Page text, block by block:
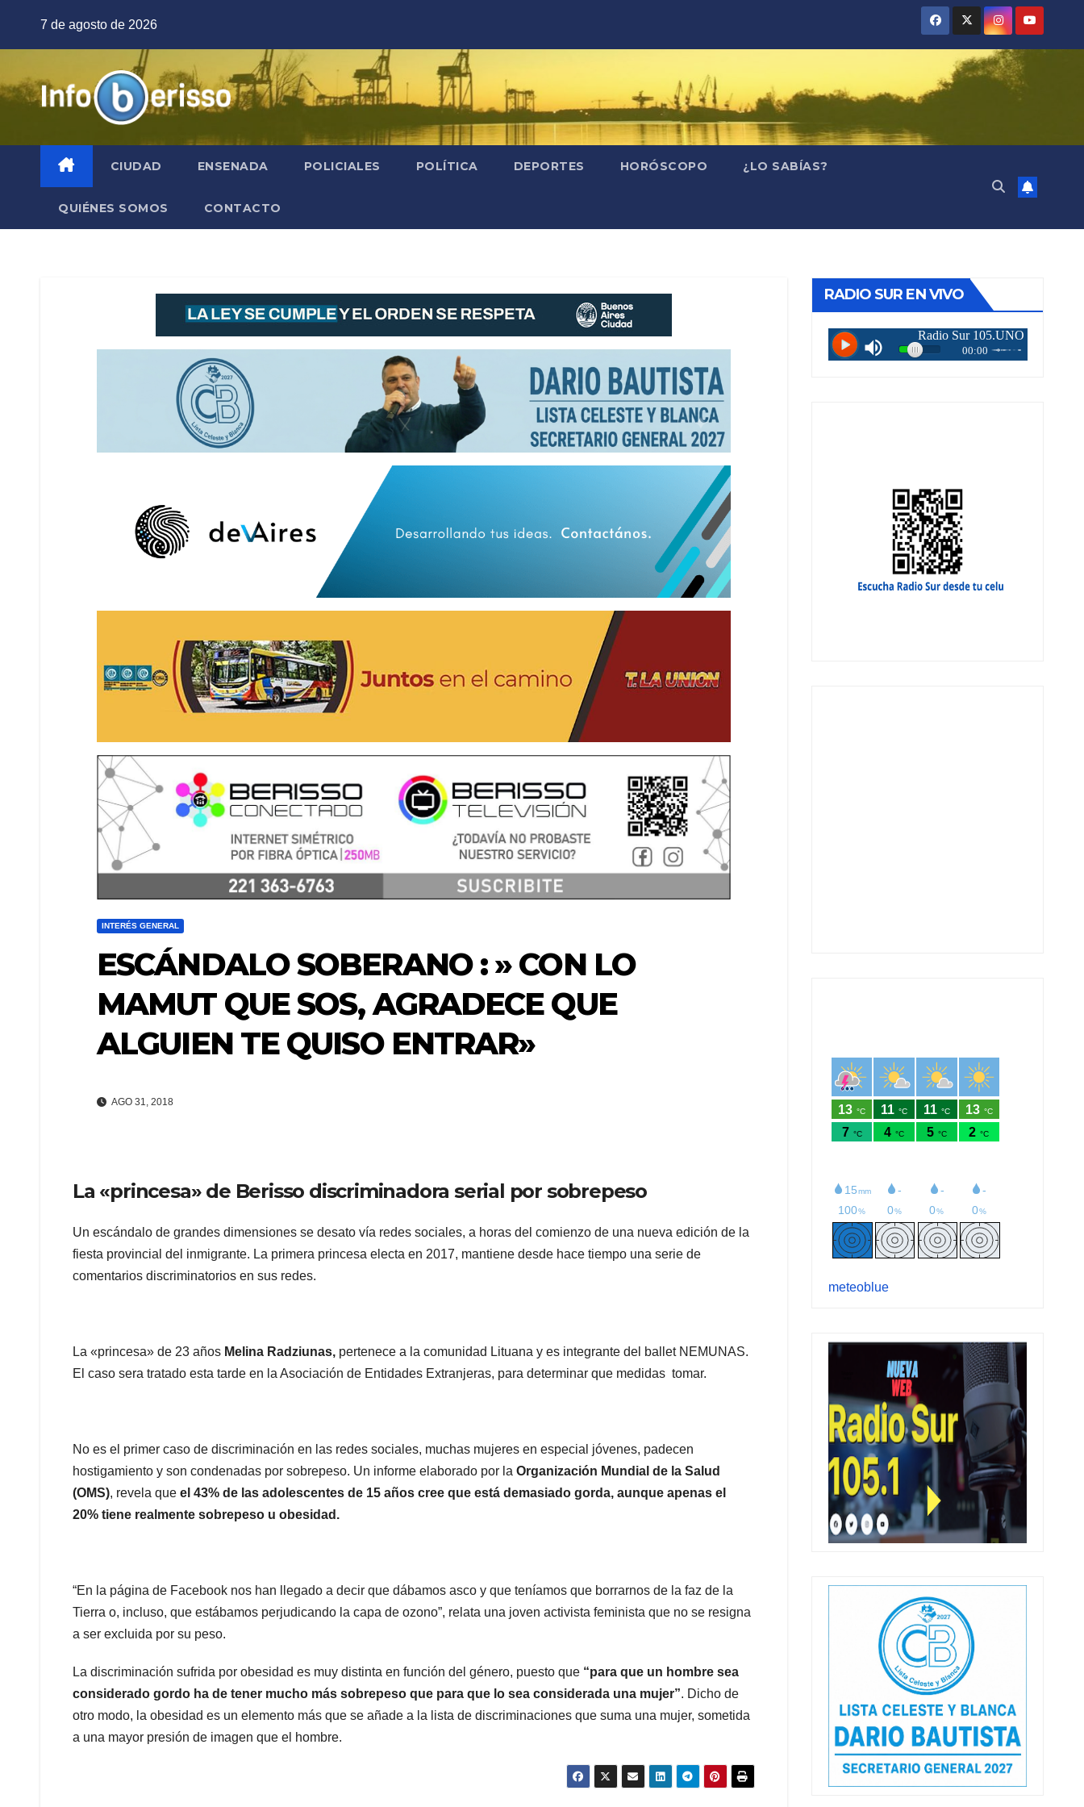
7 de agosto de 2026
CIUDAD ENSENADA POLICIALES POLÍTICA DEPORTES HORÓSCOPO ¿LO SABÍAS?
QUIÉNES SOMOS CONTACTO
INTERÉS GENERAL
ESCÁNDALO SOBERANO : » CON LO
MAMUT QUE SOS, AGRADECE QUE
ALGUIEN TE QUISO ENTRAR»
AGO 31, 2018
La «princesa» de Berisso discriminadora serial por sobrepeso
Un escándalo de grandes dimensiones se desato vía redes sociales, a horas del comienzo de una nueva edición de la
fiesta provincial del inmigrante. La primera princesa electa en 2017, mantiene desde hace tiempo una serie de
comentarios discriminatorios en sus redes.
La «princesa» de 23 años Melina Radziunas, pertenece a la comunidad Lituana y es integrante del ballet NEMUNAS.
El caso sera tratado esta tarde en la Asociación de Entidades Extranjeras, para determinar que medidas tomar.
No es el primer caso de discriminación en las redes sociales, muchas mujeres en especial jóvenes, padecen
hostigamiento y son condenadas por sobrepeso. Un informe elaborado por la Organización Mundial de la Salud
(OMS), revela que el 43% de las adolescentes de 15 años cree que está demasiado gorda, aunque apenas el
20% tiene realmente sobrepeso u obesidad.
“En la página de Facebook nos han llegado a decir que dábamos asco y que teníamos que borrarnos de la faz de la
Tierra o, incluso, que estábamos perjudicando la capa de ozono”, relata una joven activista feminista que no se resigna
a ser excluida por su peso.
La discriminación sufrida por obesidad es muy distinta en función del género, puesto que “para que un hombre sea
considerado gordo ha de tener mucho más sobrepeso que para que lo sea considerada una mujer”. Dicho de
otro modo, la obesidad es un elemento más que se añade a la lista de discriminaciones que suma una mujer, sometida
a una mayor presión de imagen que el hombre.
RADIO SUR EN VIVO
meteoblue